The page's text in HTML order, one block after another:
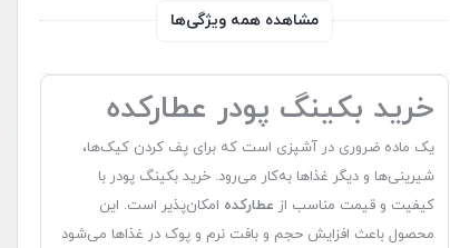
مشاهده همه ویژگی‌ها
خرید بکینگ پودر عطارکده
یک ماده ضروری در آشپزی است که برای پف کردن کیک‌ها،
شیرینی‌ها و دیگر غذاها به‌کار می‌رود. خرید بکینگ پودر با
کیفیت و قیمت مناسب از عطارکده امکان‌پذیر است. این
محصول باعث افزایش حجم و بافت نرم و پوک در غذاها می‌شود